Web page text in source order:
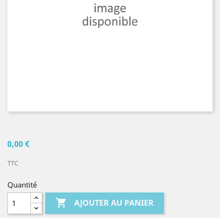
0,00 €
TTC
Quantité
 AJOUTER AU PANIER